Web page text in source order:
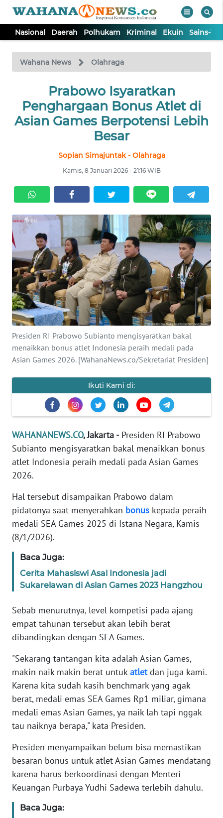
Nasional Daerah Polhukam Kriminal Ekuin Sains-
Wahana News Olahraga
Prabowo Isyaratkan
Penghargaan Bonus Atlet di
Asian Games Berpotensi Lebih
Besar
Sopian Simajuntak - Olahraga
Kamis, 8 Januari 2026 - 21:16 WIB
Presiden RI Prabowo Subianto mengisyaratkan bakal
menaikkan bonus atlet Indonesia peraih medali pada
Asian Games 2026. [WahanaNews.co/Sekretariat Presiden]
Ikuti Kami di:
WAHANANEWS.CO, Jakarta -Presiden RI Prabowo
Subianto mengisyaratkan bakal menaikkan bonus
atlet Indonesia peraih medali pada Asian Games
2026.
Hal tersebut disampaikan Prabowo dalam
pidatonya saat menyerahkan bonus kepada peraih
medali SEA Games 2025 di Istana Negara, Kamis
(8/1/2026).
Baca Juga:
Cerita Mahasiswi Asal Indonesia jadi
Sukarelawan di Asian Games 2023 Hangzhou
Sebab menurutnya, level kompetisi pada ajang
empat tahunan tersebut akan lebih berat
dibandingkan dengan SEA Games.
"Sekarang tantangan kita adalah Asian Games,
makin naik makin berat untukatletdan juga kami.
Karena kita sudah kasih benchmark yang agak
berat, medali emas SEA Games Rp1 miliar, gimana
medali emas Asian Games, ya naik lah tapi nggak
tau naiknya berapa," kata Presiden.
Presiden menyampaikan belum bisa memastikan
besaran bonus untuk atlet Asian Games mendatang
karena harus berkoordinasi dengan Menteri
Keuangan Purbaya Yudhi Sadewa terlebih dahulu.
Baca Juga:
TV
Tutup
NASIONAL
DAERAH
EKUIN
SAINS-TEKNO
KESEHATAN
INTERNASIONAL
SERBA-SERBI
PENDIDIKAN
OPINI
Informasi
INDEKS
KONTAK
KAMI
INFO
IKLAN
TENTANG
MEDIA
SIBER
Wahana
Regional
WN